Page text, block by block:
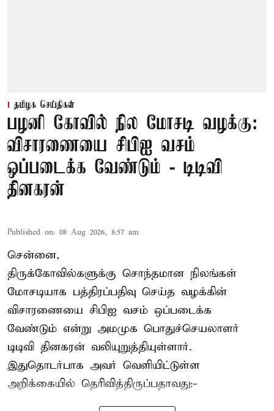
தமிழக செய்திகள்
பழனி கோவில் நில மோசடி வழக்கு:
விசாரணையை சிபிஐ வசம்
ஒப்படைக்க வேண்டும் - டிடிவி
தினகரன்
Published on: 08 Aug 2026, 8:57 am
சென்னை,
திருக்கோவில்களுக்கு சொந்தமான நிலங்கள்
மோசடியாக பத்திரப்பதிவு செய்த வழக்கின்
விசாரணையை சிபிஐ வசம் ஒப்படைக்க
வேண்டும் என்று அமமுக பொதுச்செயலாளர்
டிடிவி தினகரன் வலியுறுத்தியுள்ளார்.
இதுதொடர்பாக அவர் வெளியிட்டுள்ள
அறிக்கையில் தெரிவித்திருப்பதாவது:-